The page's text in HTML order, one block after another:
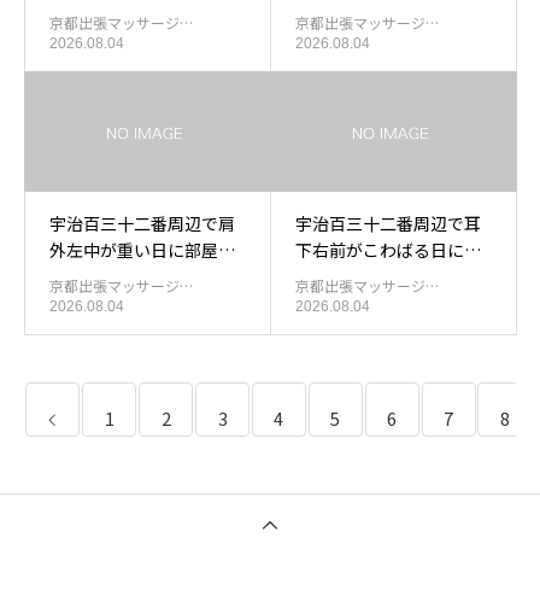
間が長くなったあと耳下
まわりを休める出張マッ
サージ
京都出張マッサージ…
2026.08.04
の出張もみほぐし
京都出張マッサージ…
2026.08.04
宇治百三十二番周辺で肩
外左中が重い日に部屋で
受ける出張もみほぐし
京都出張マッサージ…
2026.08.04
宇治百三十二番周辺で耳
下右前がこわばる日に出
張もみほぐしを使う目安
京都出張マッサージ…
2026.08.04
1 2 3 4 5 6 7 8